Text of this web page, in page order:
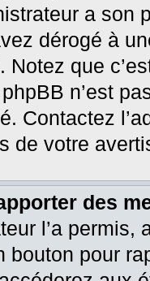
a son
dérogé à
Notez que
n’est
Contactez
de votre
des
l’a
bouton pour